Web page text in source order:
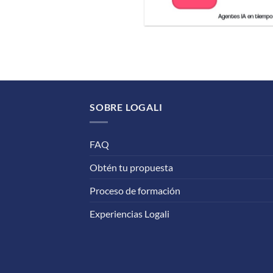
SOBRE LOGALI
FAQ
Obtén tu propuesta
Proceso de formación
Experiencias Logali